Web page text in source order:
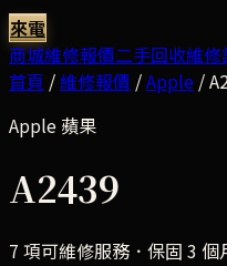
來電
商城維修報價二手回收維修
首頁 /維修報價 /Apple /
Apple 蘋果
A2439
7 項可維修服務．保固 3 個